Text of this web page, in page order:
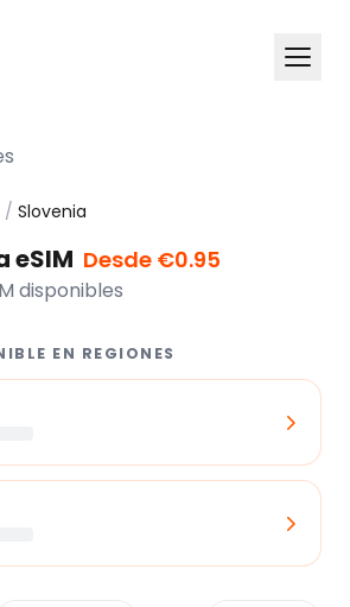
/ Slovenia
eSIM Desde €0.95
disponibles
EN REGIONES